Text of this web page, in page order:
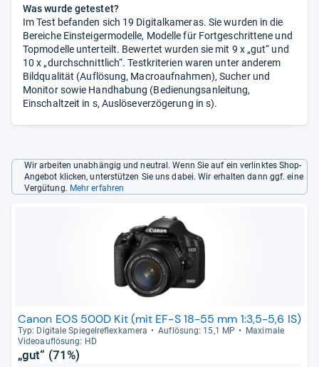
den
Was wurde getestet?
Im Test befanden sich 19 Digitalkameras. Sie wurden in die
Bereiche Einsteigermodelle, Modelle für Fortgeschrittene und
Topmodelle unterteilt. Bewertet wurden sie mit 9 x „gut“ und
10 x „durchschnittlich“. Testkriterien waren unter anderem
Bildqualität (Auflösung, Macroaufnahmen), Sucher und
Monitor sowie Handhabung (Bedienungsanleitung,
Einschaltzeit in s, Auslöseverzögerung in s).
Wir arbeiten unabhängig und neutral. Wenn Sie auf ein verlinktes Shop-
Angebot klicken, unterstützen Sie uns dabei. Wir erhalten dann ggf. eine
Vergütung. Mehr erfahren
Canon EOS 500D Kit (mit EF-S 18-55 mm 1:3,5-5,6 IS)
Typ: Digi­tale Spie­gel­re­flex­ka­mera Auf­lö­sung: 15,1 MP
Maxi­male
Videoauf­lö­sung: HD
„gut“ (71%)